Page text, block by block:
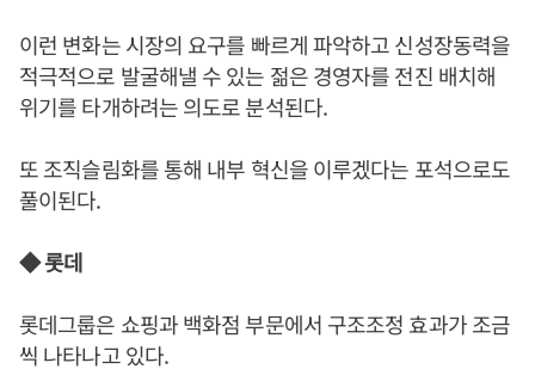
이런 변화는 시장의 요구를 빠르게 파악하고 신성장동력을
적극적으로 발굴해낼 수 있는 젊은 경영자를 전진 배치해
위기를 타개하려는 의도로 분석된다.
또 조직슬림화를 통해 내부 혁신을 이루겠다는 포석으로도
풀이된다.
◆ 롯데
롯데그룹은 쇼핑과 백화점 부문에서 구조조정 효과가 조금
씩 나타나고 있다.